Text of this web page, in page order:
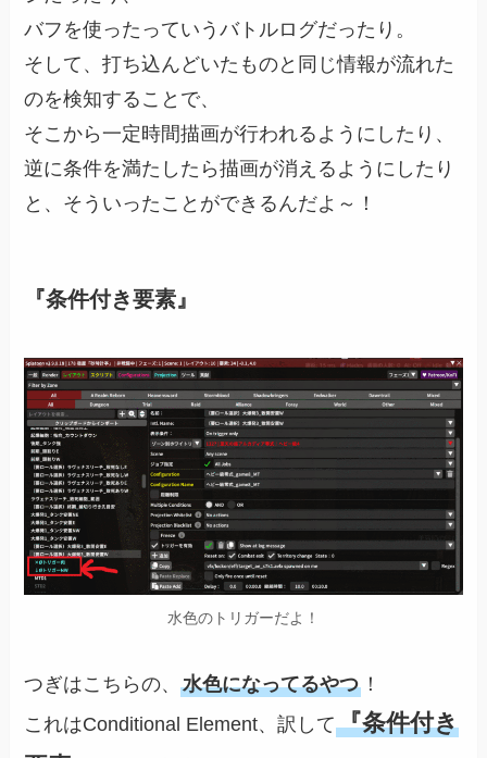
バフを使ったっていうバトルログだったり。
そして、打ち込んどいたものと同じ情報が流れた
のを検知することで、
そこから一定時間描画が行われるようにしたり、
逆に条件を満たしたら描画が消えるようにしたり
と、そういったことができるんだよ～！
『条件付き要素』
水色のトリガーだよ！
つぎはこちらの、水色になってるやつ ！
これはConditional Element、訳して『条件付き